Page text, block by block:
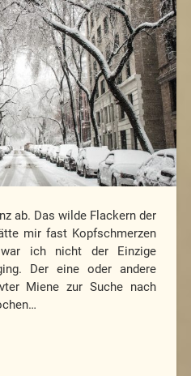
ab. Das wilde Flackern der
mir fast Kopfschmerzen
ich nicht der Einzige
Der eine oder andere
Miene zur Suche nach